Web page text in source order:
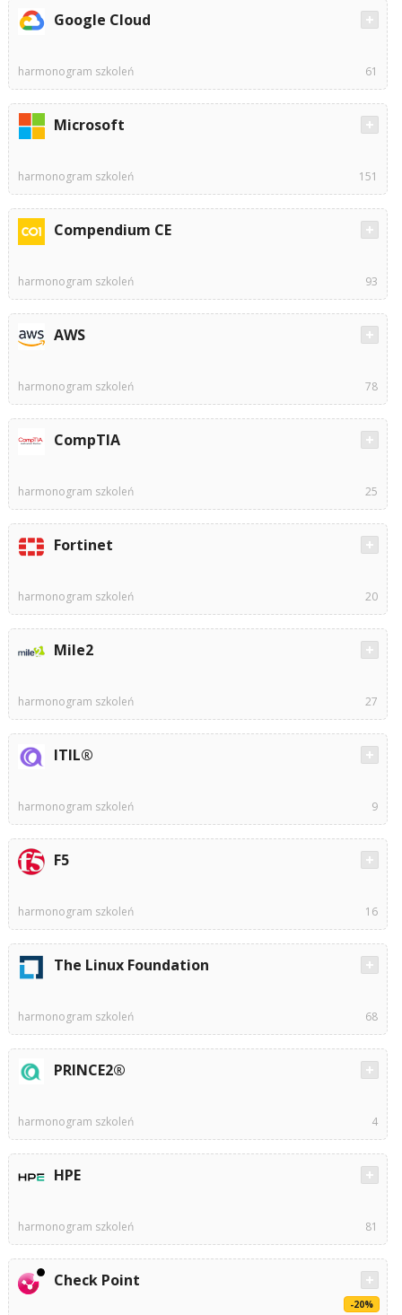
Google Cloud
harmonogram szkoleń 61
Microsoft
harmonogram szkoleń 151
Compendium CE
harmonogram szkoleń 93
AWS
harmonogram szkoleń 78
CompTIA
harmonogram szkoleń 25
Fortinet
harmonogram szkoleń 20
Mile2
harmonogram szkoleń 27
ITIL®
harmonogram szkoleń 9
F5
harmonogram szkoleń 16
The Linux Foundation
harmonogram szkoleń 68
PRINCE2®
harmonogram szkoleń 4
HPE
harmonogram szkoleń 81
Check Point
-20%